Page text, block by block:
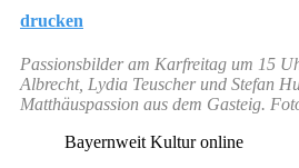
drucken
Passionsbilder am Karfreitag um 15
Albrecht, Lydia Teuscher und Stefan
Matthäuspassion aus dem Gasteig.
Bayernweit Kultur online